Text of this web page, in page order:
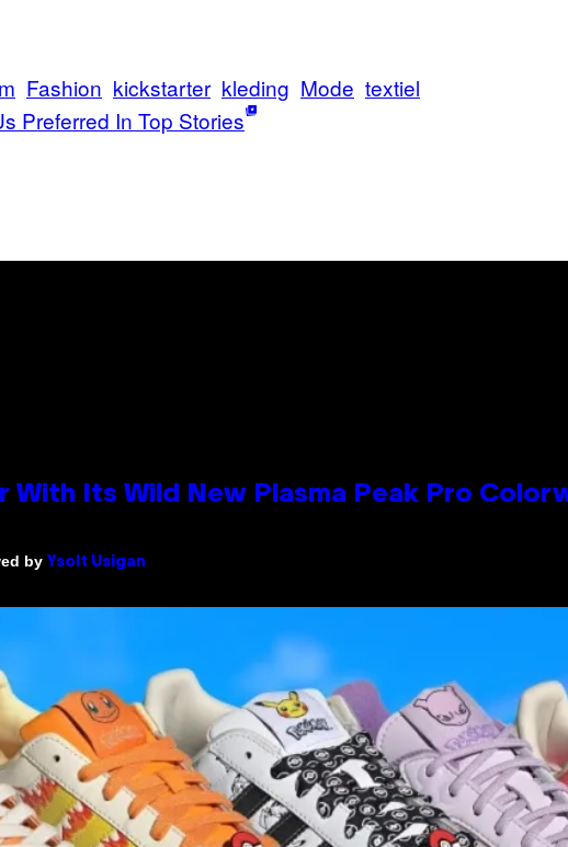
Fashion kickstarter kleding Mode textiel
Preferred In Top Stories
With Its Wild New Plasma Peak Pro
by Ysolt Usigan